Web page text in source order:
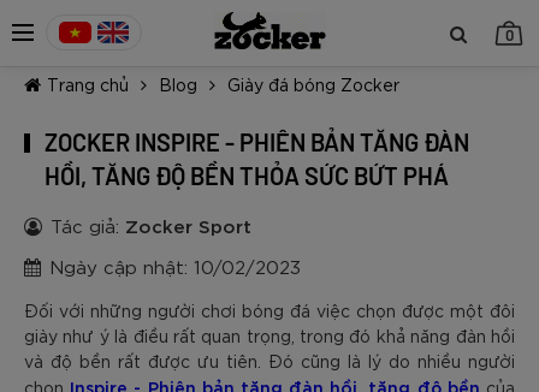
0
Trang chủ Blog Giày đá bóng Zocker
ZOCKER INSPIRE - PHIÊN BẢN TĂNG ĐÀN
HỒI, TĂNG ĐỘ BỀN THỎA SỨC BỨT PHÁ
Tác giả: Zocker Sport
Ngày cập nhật: 10/02/2023
Đối với những người chơi bóng đá việc chọn được một đôi
giày như ý là điều rất quan trọng, trong đó khả năng đàn hồi
và độ bền rất được ưu tiên. Đó cũng là lý do nhiều người
chọn Inspire - Phiên bản tăng đàn hồi, tăng độ bền của